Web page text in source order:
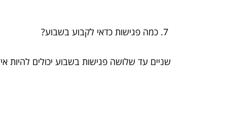
כמה פגישות כדאי לקבוע בשבוע?
שניים עד שלושה פגישות בשבוע יכולים להיות